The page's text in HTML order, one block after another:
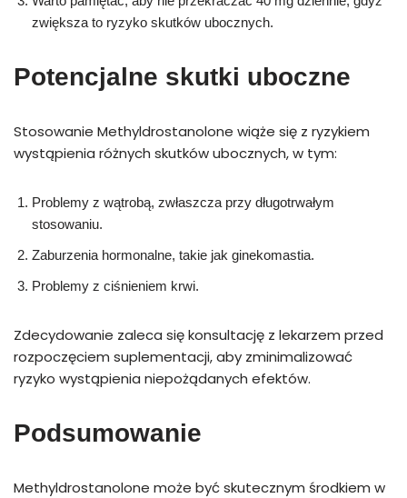
zwiększa to ryzyko skutków ubocznych.
Potencjalne skutki uboczne
Stosowanie Methyldrostanolone wiąże się z ryzykiem
wystąpienia różnych skutków ubocznych, w tym:
Problemy z wątrobą, zwłaszcza przy długotrwałym
stosowaniu.
Zaburzenia hormonalne, takie jak ginekomastia.
Problemy z ciśnieniem krwi.
Zdecydowanie zaleca się konsultację z lekarzem przed
rozpoczęciem suplementacji, aby zminimalizować
ryzyko wystąpienia niepożądanych efektów.
Podsumowanie
Methyldrostanolone może być skutecznym środkiem w